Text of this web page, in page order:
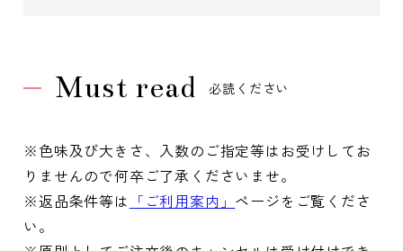
Must read 必読ください
※色味及び大きさ、入数のご指定等はお受けしてお
りませんので何卒ご了承くださいませ。
※返品条件等は 「ご利用案内」 ページをご覧くださ
い。